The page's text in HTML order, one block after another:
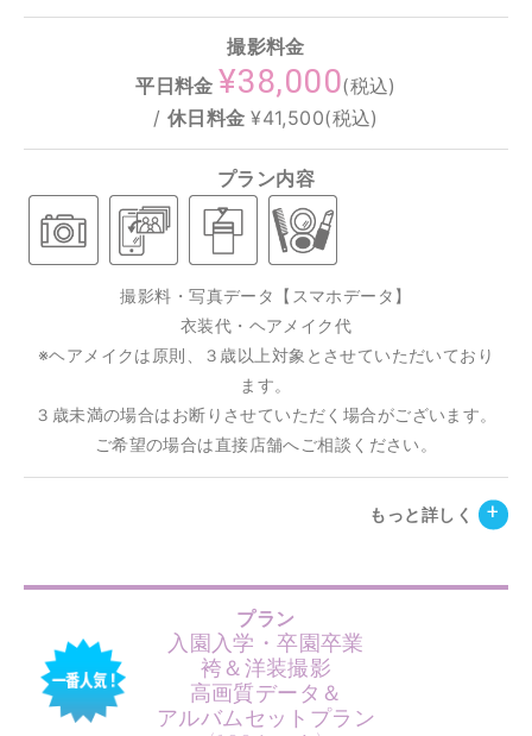
撮影料金
平日料金 ¥38,000(税込)
/休日料金¥41,500(税込)
プラン内容
撮影料・写真データ【スマホデータ】
衣装代・ヘアメイク代
※ヘアメイクは原則、３歳以上対象とさせていただいており
ます。
３歳未満の場合はお断りさせていただく場合がございます。
ご希望の場合は直接店舗へご相談ください。
もっと詳しく
プラン
入園入学・卒園卒業
袴＆洋装撮影
高画質データ＆
アルバムセットプラン